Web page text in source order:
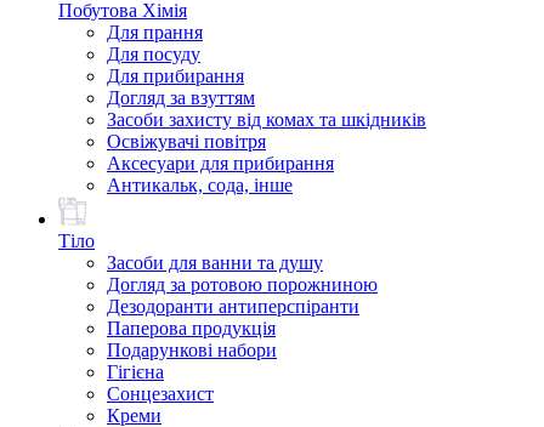
Побутова Хімія
Для прання
Для посуду
Для прибирання
Догляд за взуттям
Засоби захисту від комах та шкідників
Освіжувачі повітря
Аксесуари для прибирання
Антикальк, сода, інше
Тіло
Засоби для ванни та душу
Догляд за ротовою порожниною
Дезодоранти антиперспіранти
Паперова продукція
Подарункові набори
Гігієна
Сонцезахист
Креми